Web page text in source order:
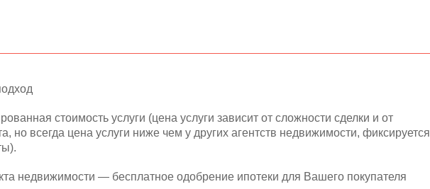
стоимость услуги (цена услуги зависит от сложности сделки и от
но всегда цена услуги ниже чем у других агентств недвижимости, фиксируется
недвижимости — бесплатное одобрение ипотеки для Вашего покупателя